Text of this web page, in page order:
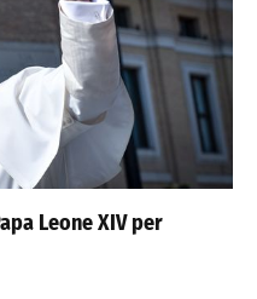
Leone XIV per